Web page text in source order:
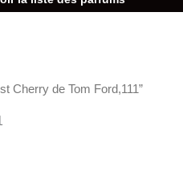
Cherry de Tom Ford,111”